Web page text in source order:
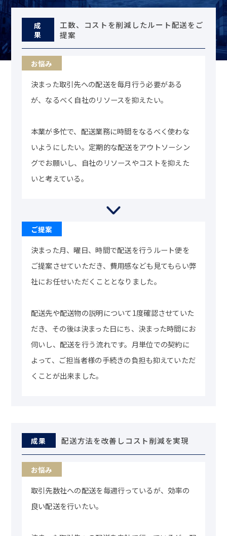
成
果
工数、コストを削減したルート配送をご
提案
決まった取引先への配送を毎月行う必要がある
が、なるべく自社のリソースを抑えたい。
本業が多忙で、配送業務に時間をなるべく使わな
いようにしたい。定期的な配送をアウトソーシン
グでお願いし、自社のリソースやコストを抑えた
いと考えている。
決まった月、曜日、時間で配送を行うルート便を
ご提案させていただき、費用感なども見てもらい弊
社にお任せいただくこととなりました。
配送先や配送物の説明について1度確認させていた
だき、その後は決まった日にち、決まった時間にお
伺いし、配送を行う流れです。月単位での契約に
よって、ご担当者様の手続きの負担も抑えていただ
くことが出来ました。
成果 配送方法を改善しコスト削減を実現
取引先数社への配送を毎週行っているが、効率の
良い配送を行いたい。